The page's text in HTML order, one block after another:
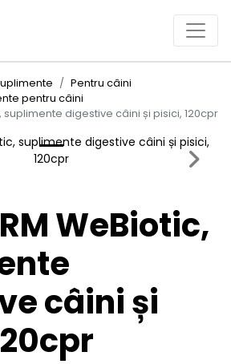
Pentru câini
pentru câini
suplimente digestive câini și pisici, 120cpr
Next
WeBiotic,
câini și